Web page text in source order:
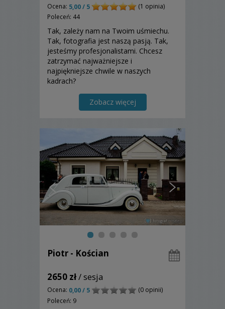
Ocena: 5,00 / 5
(1 opinia)
Poleceń: 44
Tak, zależy nam na Twoim uśmiechu.
Tak, fotografia jest naszą pasją. Tak,
jesteśmy profesjonalistami. Chcesz
zatrzymać najważniejsze i
najpiękniejsze chwile w naszych
kadrach?
Zobacz więcej
Piotr - Kościan
2650 zł/ sesja
Ocena: 0,00 / 5
(0 opinii)
Poleceń: 9